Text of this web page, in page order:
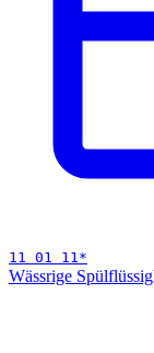
11 01 11*
Wässrige